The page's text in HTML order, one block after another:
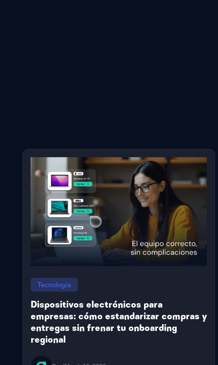
Tecnología
Dispositivos electrónicos para
empresas: cómo estandarizar compras y
entregas sin frenar tu onboarding
regional